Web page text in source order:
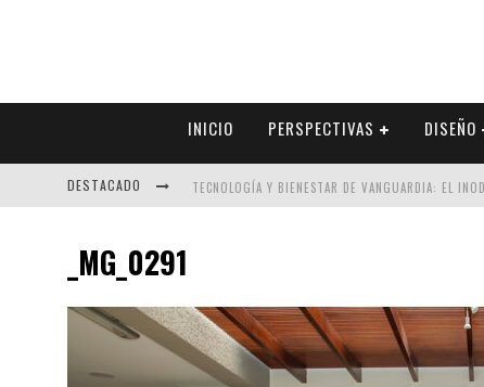
INICIO PERSPECTIVAS DISEÑO
DESTACADO TECNOLOGÍA Y BIENESTAR DE VANGUARDIA: EL
EL DESPERTAR DE LA CALIDEZ: ACABADOS
_MG_0291